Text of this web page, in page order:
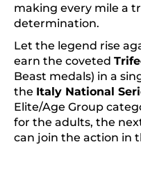
making every mile a
determination.
Let the legend rise
earn the coveted
Beast medals) in a
the Italy National
Elite/Age Group
for the adults, the
can join the action in